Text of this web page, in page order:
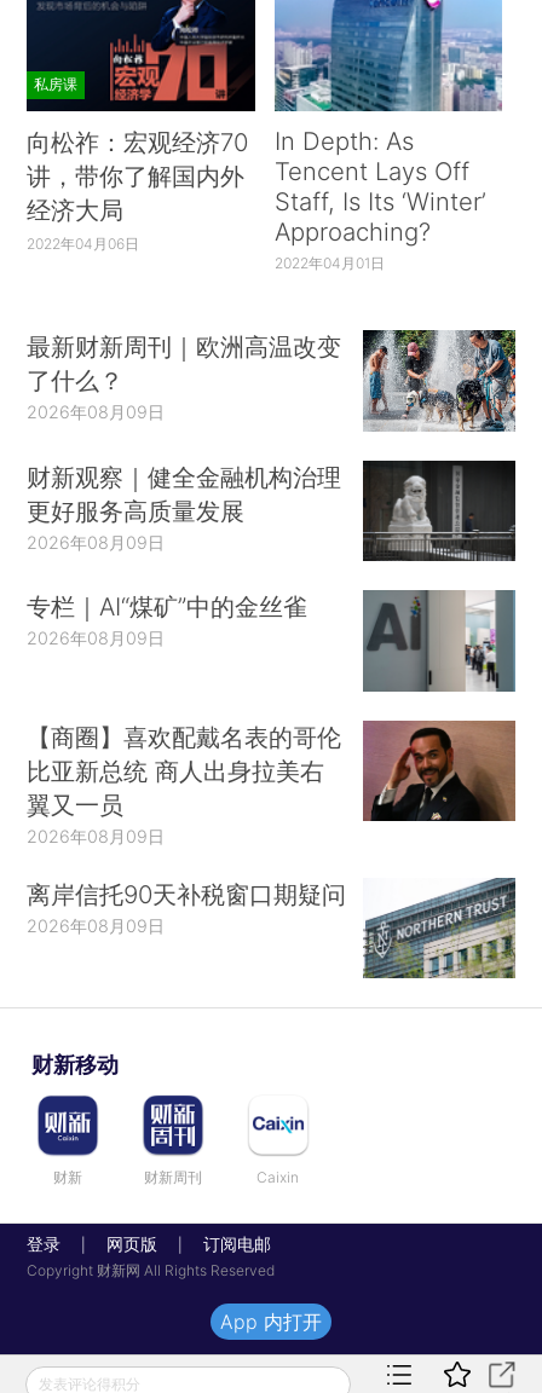
私房课
向松祚：宏观经济70
讲，带你了解国内外
经济大局
2022年04月06日
In Depth: As
Tencent Lays Off
Staff, Is Its ‘Winter’
Approaching?
2022年04月01日
最新财新周刊｜欧洲高温改变
了什么？
2026年08月09日
财新观察｜健全金融机构治理
更好服务高质量发展
2026年08月09日
专栏｜AI“煤矿”中的金丝雀
2026年08月09日
【商圈】喜欢配戴名表的哥伦
比亚新总统 商人出身拉美右
翼又一员
2026年08月09日
离岸信托90天补税窗口期疑问
2026年08月09日
财新移动
财新 财新周刊 Caixin
登录 网页版 订阅电邮
Copyright 财新网 All Rights Reserved
发表评论得积分
App 内打开